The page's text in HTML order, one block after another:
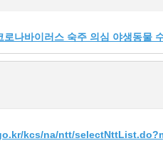
로나바이러스 숙주 의심 야생동물
kcs/na/ntt/